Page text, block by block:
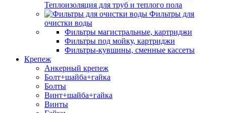
Теплоизоляция для труб и теплого пола
Фильтры для
очистки воды
Фильтры магистральные, картриджи
Фильтры под мойку, картриджи
Фильтры-кувшины, сменные кассеты
Крепеж
Анкерный крепеж
Болт+шайба+гайка
Болты
Винт+шайба+гайка
Винты